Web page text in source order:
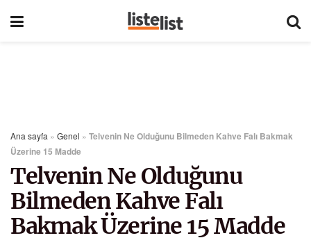
Ana sayfa » Genel » Telvenin Ne Olduğunu Bilmeden Kahve Falı Bakmak
Üzerine 15 Madde
Telvenin Ne Olduğunu
Bilmeden Kahve Falı
Bakmak Üzerine 15 Madde